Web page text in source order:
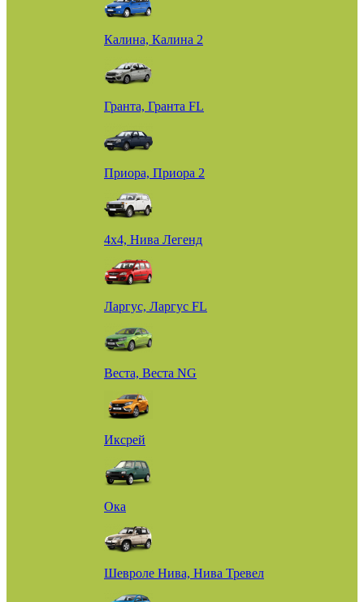
Калина, Калина 2
Гранта, Гранта FL
Приора, Приора 2
4х4, Нива Легенд
Ларгус, Ларгус FL
Веста, Веста NG
Иксрей
Ока
Шевроле Нива, Нива Тревел